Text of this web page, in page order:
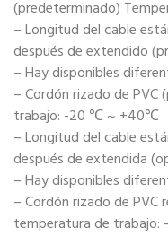
(predeterminado)
– Longitud del cable
después de extendido
– Hay disponibles
– Cordón rizado de
trabajo: -20 ℃ ~ +40℃
– Longitud del cable
después de extendida
– Hay disponibles
– Cordón rizado de
temperatura de